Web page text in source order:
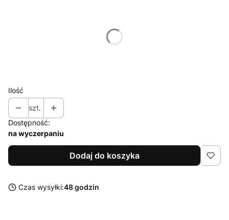
Ilość
szt.
Dostępność:
na wyczerpaniu
Dodaj do koszyka
Czas wysyłki:48 godzin